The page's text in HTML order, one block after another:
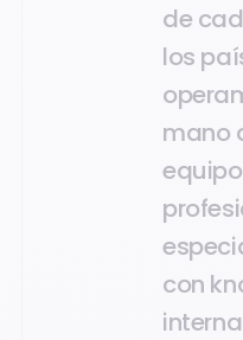
de
los
mano
con